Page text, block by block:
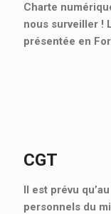
Charte
nous surveiller !
présentée en
CGT
Il est prévu
personnels du